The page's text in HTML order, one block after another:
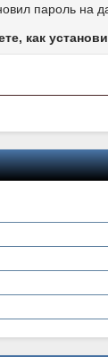
пароль на
как